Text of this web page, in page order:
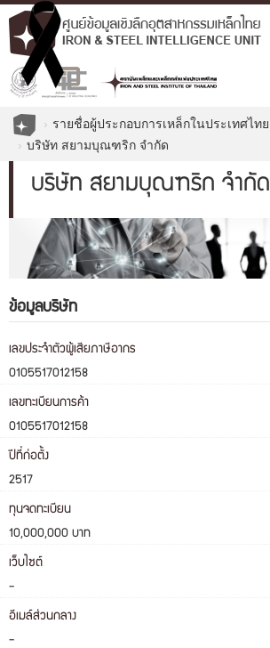
รายชื่อผู้ประกอบการเหล็กในประเทศไทย
บริษัท สยามบุณฑริก จำกัด
บริษัท สยามบุณฑริก จำกัด
ข้อมูลบริษัท
เลขประจำตัวผู้เสียภาษีอากร
0105517012158
เลขทะเบียนการค้า
0105517012158
ปีที่ก่อตั้ง
2517
ทุนจดทะเบียน
10,000,000 บาท
เว็บไซต์
-
อีเมล์ส่วนกลาง
-